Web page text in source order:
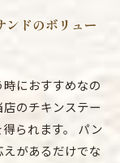
ンドのボリュー
におすすめなの
のチキンステー
られます。 パン
があるだけでな